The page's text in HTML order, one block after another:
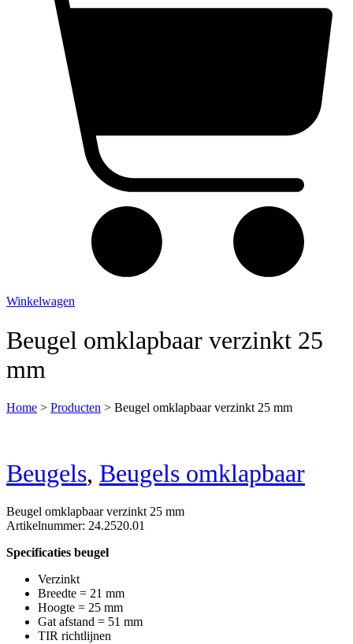
Winkelwagen
Beugel omklapbaar verzinkt 25
mm
Home > Producten > Beugel omklapbaar verzinkt 25 mm
Beugels, Beugels omklapbaar
Beugel omklapbaar verzinkt 25 mm
Artikelnummer: 24.2520.01
Specificaties beugel
Verzinkt
Breedte = 21 mm
Hoogte = 25 mm
Gat afstand = 51 mm
TIR richtlijnen